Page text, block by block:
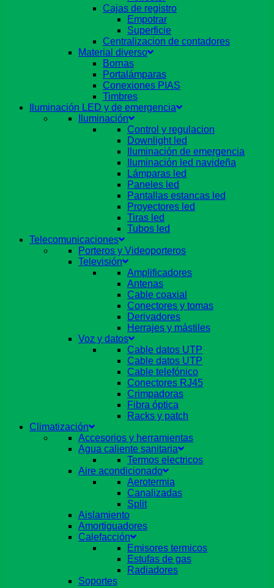
Cajas de registro
Empotrar
Superficie
Centralizacion de contadores
Material diverso
Bornas
Portalámparas
Conexiones PIAS
Timbres
Iluminación LED y de emergencia
Iluminación
Control y regulacion
Downlight led
Iluminación de emergencia
Iluminación led navideña
Lámparas led
Paneles led
Pantallas estancas led
Proyectores led
Tiras led
Tubos led
Telecomunicaciones
Porteros y Videoporteros
Televisión
Amplificadores
Antenas
Cable coaxial
Conectores y tomas
Derivadores
Herrajes y mástiles
Voz y datos
Cable datos UTP
Cable datos UTP
Cable telefónico
Conectores RJ45
Crimpadoras
Fibra óptica
Racks y patch
Climatización
Accesorios y herramientas
Agua caliente sanitaria
Termos electricos
Aire acondicionado
Aerotermia
Canalizadas
Split
Aislamiento
Amortiguadores
Calefacción
Emisores termicos
Estufas de gas
Radiadores
Soportes